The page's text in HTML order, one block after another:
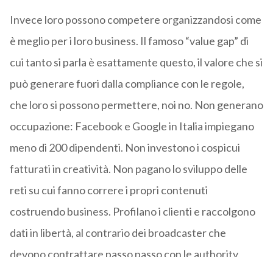
Invece loro possono competere organizzandosi come
è meglio per i loro business. Il famoso “value gap” di
cui tanto si parla è esattamente questo, il valore che si
può generare fuori dalla compliance con le regole,
che loro si possono permettere, noi no. Non generano
occupazione: Facebook e Google in Italia impiegano
meno di 200 dipendenti. Non investono i cospicui
fatturati in creatività. Non pagano lo sviluppo delle
reti su cui fanno correre i propri contenuti
costruendo business. Profilano i clienti e raccolgono
dati in libertà, al contrario dei broadcaster che
devono contrattare passo passo con le authority,